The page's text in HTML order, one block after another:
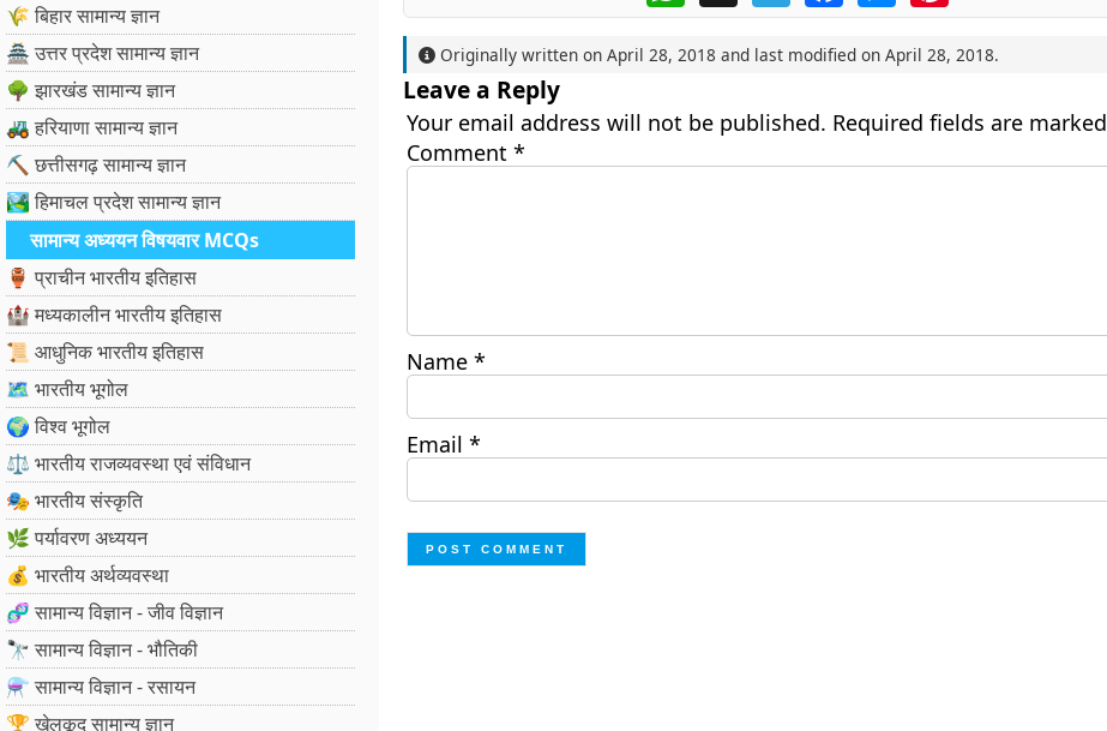
🌾 बिहार सामान्य ज्ञान
🏯 उत्तर प्रदेश सामान्य ज्ञान
🌳 झारखंड सामान्य ज्ञान
🚜 हरियाणा सामान्य ज्ञान
⛏️ छत्तीसगढ़ सामान्य ज्ञान
🏞️ हिमाचल प्रदेश सामान्य ज्ञान
सामान्य अध्ययन विषयवार MCQs
🏺 प्राचीन भारतीय इतिहास
🏰 मध्यकालीन भारतीय इतिहास
📜 आधुनिक भारतीय इतिहास
🗺️ भारतीय भूगोल
🌍 विश्व भूगोल
⚖️ भारतीय राजव्यवस्था एवं संविधान
🎭 भारतीय संस्कृति
🌿 पर्यावरण अध्ययन
💰 भारतीय अर्थव्यवस्था
🧬 सामान्य विज्ञान - जीव विज्ञान
🔭 सामान्य विज्ञान - भौतिकी
⚗️ सामान्य विज्ञान - रसायन
🏆 खेलकूद सामान्य ज्ञान
Originally written on April 28, 2018 and last modified on April 28, 2018.
Leave a Reply
Your email address will not be published. Required fields are marked
Comment *
Name *
Email *